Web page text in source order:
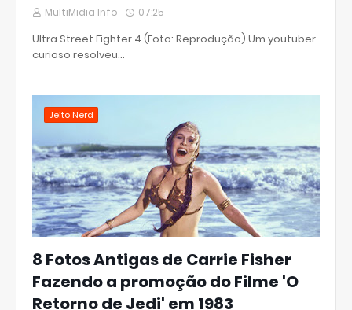
MultiMidia Info 07:25
Ultra Street Fighter 4 (Foto: Reprodução) Um youtuber
curioso resolveu…
Jeito Nerd
8 Fotos Antigas de Carrie Fisher
Fazendo a promoção do Filme 'O
Retorno de Jedi' em 1983